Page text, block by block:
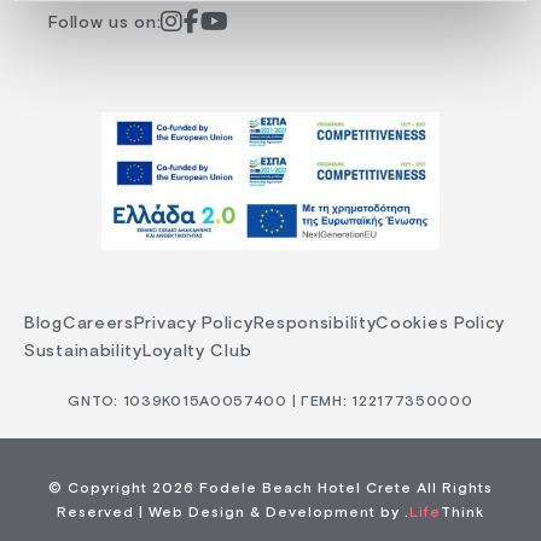
Follow us on:
BlogCareers Privacy Policy ResponsibilityCookies Policy
Sustainability Loyalty Club
GNTO: 1039Κ015Α0057400 | ΓΕΜΗ: 122177350000
© Copyright 2026 Fodele Beach Hotel Crete All Rights
Reserved | Web Design & Development by . Life Think